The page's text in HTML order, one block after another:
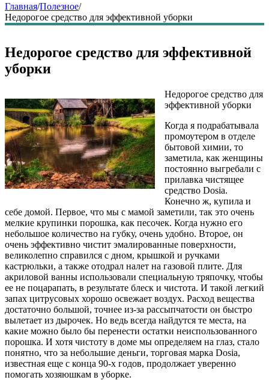
Главная/Полезное/
Недорогое средство для эффективной уборки
Недорогое средство для эффективной
уборки
Недорогое средство для
эффективной уборки
Когда я подрабатывала
промоутером в отделе
бытовой химии, то
заметила, как женщины
постоянно выгребали с
прилавка чистящее
средство Dosia.
Конечно ж, купила и
себе домой. Первое, что мы с мамой заметили, так это очень
мелкие крупинки порошка, как песочек. Когда нужно его
небольшое количество на губку, очень удобно. Второе, он
очень эффективно чистит эмалированные поверхности,
великолепно справился с дном, крышкой и ручками
кастрюльки, а также отодрал налет на газовой плите. Для
акриловой ванны использовали специальную тряпочку, чтобы
ее не поцарапать, в результате блеск и чистота. И такой легкий
запах цитрусовых хорошо освежает воздух. Расход вещества
достаточно большой, точнее из-за рассыпчатости он быстро
вылетает из дырочек. Но ведь всегда найдутся те места, на
какие можно было бы перенести остатки неиспользованного
порошка. И хотя чистоту в доме мы определяем на глаз, стало
понятно, что за небольшие деньги, торговая марка Dosia,
известная еще с конца 90-х годов, продолжает уверенно
помогать хозяюшкам в уборке.